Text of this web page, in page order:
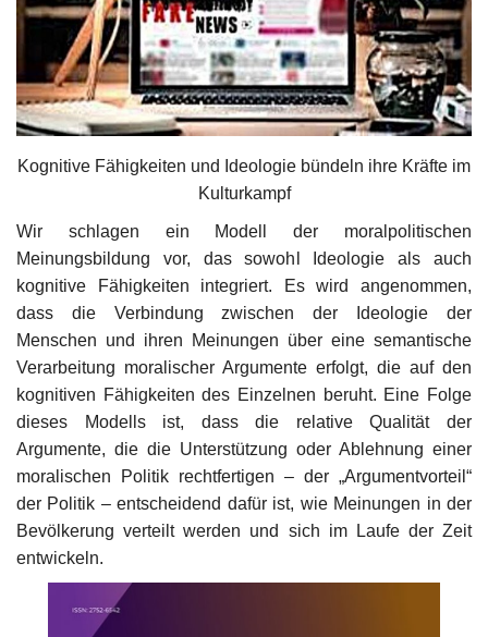
Geschichte
Kunst
Sport
Presse
Veranstaltungen
Humor
Unser Briefkasten
Kognitive Fähigkeiten und Ideologie bündeln ihre Kräfte im
Kulturkampf
Wir schlagen ein Modell der moralpolitischen
Meinungsbildung vor, das sowohl Ideologie als auch
kognitive Fähigkeiten integriert. Es wird angenommen,
dass die Verbindung zwischen der Ideologie der
Menschen und ihren Meinungen über eine semantische
Verarbeitung moralischer Argumente erfolgt, die auf den
kognitiven Fähigkeiten des Einzelnen beruht. Eine Folge
dieses Modells ist, dass die relative Qualität der
Argumente, die die Unterstützung oder Ablehnung einer
moralischen Politik rechtfertigen – der „Argumentvorteil“
der Politik – entscheidend dafür ist, wie Meinungen in der
Bevölkerung verteilt werden und sich im Laufe der Zeit
entwickeln.